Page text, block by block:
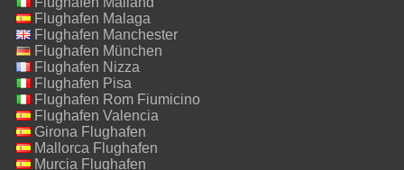
Malpensa
Flughafen Malaga
Flughafen Manchester
Flughafen München
Flughafen Nizza
Flughafen Pisa
Flughafen Rom Fiumicino
Flughafen Valencia
Girona Flughafen
Mallorca Flughafen
Murcia Flughafen